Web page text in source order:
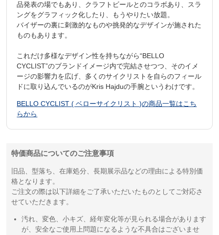
品発表の場でもあり、クラフトビールとのコラボあり、スラ
ングをグラフィック化したり、もうやりたい放題。
バイザーの裏に刺激的なものや挑発的なデザインが施された
ものもあります。
これだけ多様なデザイン性を持ちながら“BELLO
CYCLIST”のブランドイメージ内で完結させつつ、そのイメ
ージの影響力を広げ、多くのサイクリストを自らのフィール
ドに取り込んでいるのがKris Hajduの手腕というわけです。
BELLO CYCLIST ( ベローサイクリスト )の商品一覧はこち
らから
特価商品についてのご注意事項
旧品、型落ち、在庫処分、長期展示品などの理由による特別価
格となります。
ご注文の際は以下詳細をご了承いただいたものとしてご対応さ
せていただきます。
汚れ、変色、小キズ、経年変化等が見られる場合があります
が、安全なご使用上問題になるような不具合はございませ